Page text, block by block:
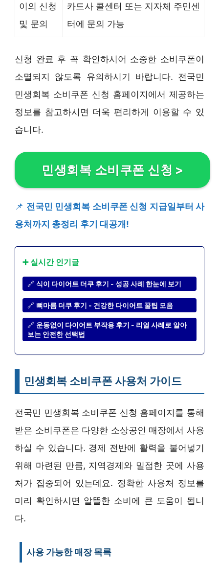
이의 신청
및 문의
카드사 콜센터 또는 지자체 주민센
터에 문의 가능
신청 완료 후 꼭 확인하시어 소중한 소비쿠폰이
소멸되지 않도록 유의하시기 바랍니다. 전국민
민생회복 소비쿠폰 신청 홈페이지에서 제공하는
정보를 참고하시면 더욱 편리하게 이용할 수 있
습니다.
민생회복 소비쿠폰 신청 >
📌 전국민 민생회복 소비쿠폰 신청 지급일부터 사
용처까지 총정리 후기 대공개!
➕ 실시간 인기글
🔗 식이 다이어트 더쿠 후기 - 성공 사례 한눈에 보기
🔗 뼈마름 더쿠 후기 - 건강한 다이어트 꿀팁 모음
🔗 운동없이 다이어트 부작용 후기 - 리얼 사례로 알아
보는 안전한 선택법
민생회복 소비쿠폰 사용처 가이드
전국민 민생회복 소비쿠폰 신청 홈페이지를 통해
받은 소비쿠폰은 다양한 소상공인 매장에서 사용
하실 수 있습니다. 경제 전반에 활력을 불어넣기
위해 마련된 만큼, 지역경제와 밀접한 곳에 사용
처가 집중되어 있는데요. 정확한 사용처 정보를
미리 확인하시면 알뜰한 소비에 큰 도움이 됩니
다.
사용 가능한 매장 목록